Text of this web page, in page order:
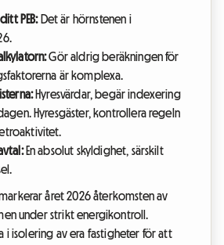
PEB:Det är hörnstenen i
Gör aldrig beräkningen för
är komplexa.
Hyresvärdar, begär indexering
Hyresgäster, kontrollera regeln
En absolut skyldighet, särskilt
året 2026 återkomsten av
under strikt energikontroll.
i isolering av era fastigheter för att